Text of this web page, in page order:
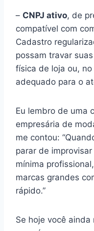
– CNPJ ativo, de
compatível com
Cadastro
possam travar
física de loja ou,
adequado para o
Eu lembro de uma
empresária de
me contou:
parar de
mínima
marcas grandes
rápido.”
Se hoje você ainda